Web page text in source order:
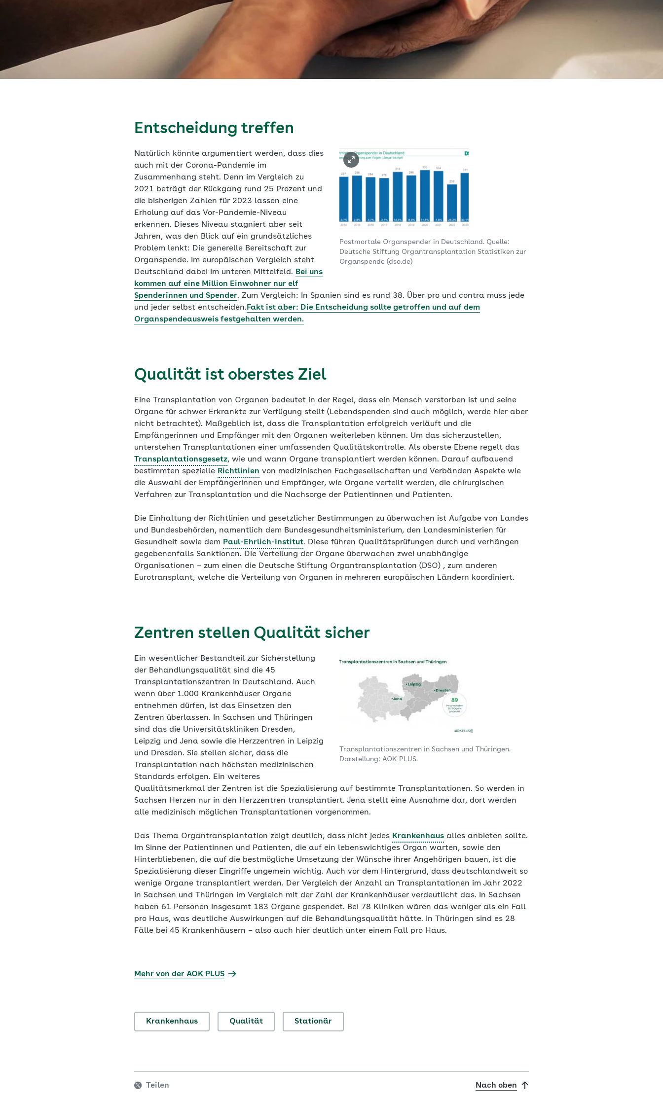
Entscheidung treffen
Postmortale Organspender in Deutschland. Quelle:
Deutsche Stiftung Organtransplantation Statistiken zur
Organspende (dso.de)
Natürlich könnte argumentiert werden, dass dies
auch mit der Corona-Pandemie im
Zusammenhang steht. Denn im Vergleich zu
2021 beträgt der Rückgang rund 25 Prozent und
die bisherigen Zahlen für 2023 lassen eine
Erholung auf das Vor-Pandemie-Niveau
erkennen. Dieses Niveau stagniert aber seit
Jahren, was den Blick auf ein grundsätzliches
Problem lenkt: Die generelle Bereitschaft zur
Organspende. Im europäischen Vergleich steht
Deutschland dabei im unteren Mittelfeld. Bei uns
kommen auf eine Million Einwohner nur elf
Spenderinnen und Spender. Zum Vergleich: In Spanien sind es rund 38. Über pro und contra muss jede
und jeder selbst entscheiden. Fakt ist aber: Die Entscheidung sollte getroffen und auf dem
Organspendeausweis festgehalten werden.
Qualität ist oberstes Ziel
Eine Transplantation von Organen bedeutet in der Regel, dass ein Mensch verstorben ist und seine
Organe für schwer Erkrankte zur Verfügung stellt (Lebendspenden sind auch möglich, werde hier aber
nicht betrachtet). Maßgeblich ist, dass die Transplantation erfolgreich verläuft und die
Empfängerinnen und Empfänger mit den Organen weiterleben können. Um das sicherzustellen,
unterstehen Transplantationen einer umfassenden Qualitätskontrolle. Als oberste Ebene regelt das
Transplantationsgesetz, wie und wann Organe transplantiert werden können. Darauf aufbauend
bestimmten spezielle Richtlinien von medizinischen Fachgesellschaften und Verbänden Aspekte wie
die Auswahl der Empfängerinnen und Empfänger, wie Organe verteilt werden, die chirurgischen
Verfahren zur Transplantation und die Nachsorge der Patientinnen und Patienten.
Die Einhaltung der Richtlinien und gesetzlicher Bestimmungen zu überwachen ist Aufgabe von Landes
und Bundesbehörden, namentlich dem Bundesgesundheitsministerium, den Landesministerien für
Gesundheit sowie dem Paul-Ehrlich-Institut. Diese führen Qualitätsprüfungen durch und verhängen
gegebenenfalls Sanktionen. Die Verteilung der Organe überwachen zwei unabhängige
Organisationen – zum einen die Deutsche Stiftung Organtransplantation (DSO) , zum anderen
Eurotransplant, welche die Verteilung von Organen in mehreren europäischen Ländern koordiniert.
Zentren stellen Qualität sicher
Transplantationszentren in Sachsen und Thüringen.
Darstellung: AOK PLUS.
Ein wesentlicher Bestandteil zur Sicherstellung
der Behandlungsqualität sind die 45
Transplantationszentren in Deutschland. Auch
wenn über 1.000 Krankenhäuser Organe
entnehmen dürfen, ist das Einsetzen den
Zentren überlassen. In Sachsen und Thüringen
sind das die Universitätskliniken Dresden,
Leipzig und Jena sowie die Herzzentren in Leipzig
und Dresden. Sie stellen sicher, dass die
Transplantation nach höchsten medizinischen
Standards erfolgen. Ein weiteres
Qualitätsmerkmal der Zentren ist die Spezialisierung auf bestimmte Transplantationen. So werden in
Sachsen Herzen nur in den Herzzentren transplantiert. Jena stellt eine Ausnahme dar, dort werden
alle medizinisch möglichen Transplantationen vorgenommen.
Das Thema Organtransplantation zeigt deutlich, dass nicht jedes Krankenhaus alles anbieten sollte.
Im Sinne der Patientinnen und Patienten, die auf ein lebenswichtiges Organ warten, sowie den
Hinterbliebenen, die auf die bestmögliche Umsetzung der Wünsche ihrer Angehörigen bauen, ist die
Spezialisierung dieser Eingriffe ungemein wichtig. Auch vor dem Hintergrund, dass deutschlandweit so
wenige Organe transplantiert werden. Der Vergleich der Anzahl an Transplantationen im Jahr 2022
in Sachsen und Thüringen im Vergleich mit der Zahl der Krankenhäuser verdeutlicht das. In Sachsen
haben 61 Personen insgesamt 183 Organe gespendet. Bei 78 Kliniken wären das weniger als ein Fall
pro Haus, was deutliche Auswirkungen auf die Behandlungsqualität hätte. In Thüringen sind es 28
Fälle bei 45 Krankenhäusern – also auch hier deutlich unter einem Fall pro Haus.
Mehr von der AOK PLUS
Krankenhaus Qualität Stationär
Teilen Nach oben